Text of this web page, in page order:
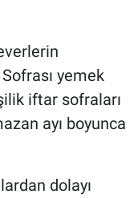
yemek
iftar sofraları
ayı boyunca
dolayı